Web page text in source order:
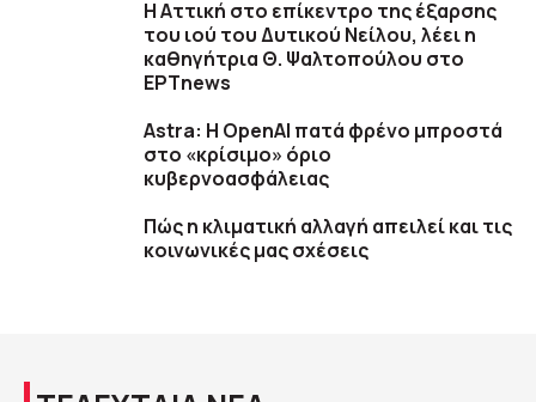
Η Αττική στο επίκεντρο της έξαρσης
του ιού του Δυτικού Νείλου, λέει η
καθηγήτρια Θ. Ψαλτοπούλου στο
ΕΡΤnews
Astra: Η OpenAI πατά φρένο μπροστά
στο «κρίσιμο» όριο
κυβερνοασφάλειας
Πώς η κλιματική αλλαγή απειλεί και τις
κοινωνικές μας σχέσεις